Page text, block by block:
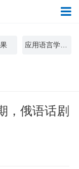
，俄语话剧